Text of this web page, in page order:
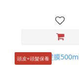
頭皮+頭髮保養